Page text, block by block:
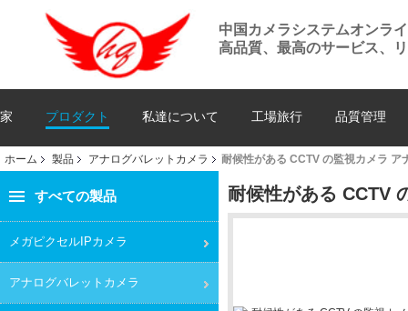
中国カメラシステムオンラ
高品質、最高のサービス、
家 プロダクト 私達について 工場旅行 品質管理
ホーム 製品 アナログバレットカメラ 耐候性がある CCTV の監視カメラ ア
すべての製品
メガピクセルIPカメラ
アナログバレットカメラ
耐候性がある CCTV